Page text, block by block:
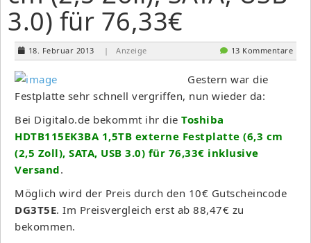
3.0) für 76,33€
18. Februar 2013 | Anzeige 13 Kommentare
Gestern war die
Festplatte sehr schnell vergriffen, nun wieder da:
Bei Digitalo.de bekommt ihr die Toshiba
HDTB115EK3BA 1,5TB externe Festplatte (6,3 cm
(2,5 Zoll), SATA, USB 3.0) für 76,33€ inklusive
Versand.
Möglich wird der Preis durch den 10€ Gutscheincode
DG3T5E. Im Preisvergleich erst ab 88,47€ zu
bekommen.